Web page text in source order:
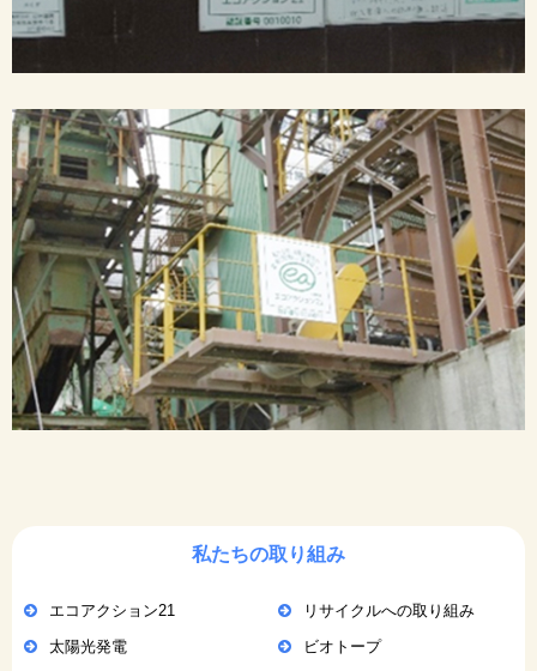
私たちの取り組み
エコアクション21
リサイクルへの取り組み
太陽光発電
ビオトープ